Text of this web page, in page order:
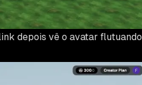
depois vê o avatar flutuando